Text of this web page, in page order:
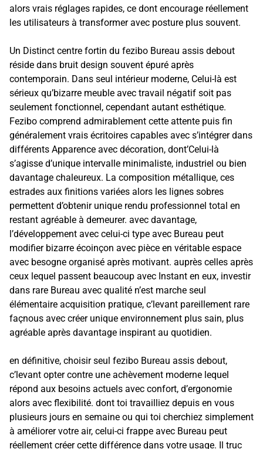
alors vrais réglages rapides, ce dont encourage réellement
les utilisateurs à transformer avec posture plus souvent.
Un Distinct centre fortin du fezibo Bureau assis debout
réside dans bruit design souvent épuré après
contemporain. Dans seul intérieur moderne, Celui-là est
sérieux qu’bizarre meuble avec travail négatif soit pas
seulement fonctionnel, cependant autant esthétique.
Fezibo comprend admirablement cette attente puis fin
généralement vrais écritoires capables avec s’intégrer dans
différents Apparence avec décoration, dont’Celui-là
s’agisse d’unique intervalle minimaliste, industriel ou bien
davantage chaleureux. La composition métallique, ces
estrades aux finitions variées alors les lignes sobres
permettent d’obtenir unique rendu professionnel total en
restant agréable à demeurer. avec davantage,
l’développement avec celui-ci type avec Bureau peut
modifier bizarre écoinçon avec pièce en véritable espace
avec besogne organisé après motivant. auprès celles après
ceux lequel passent beaucoup avec Instant en eux, investir
dans rare Bureau avec qualité n’est marche seul
élémentaire acquisition pratique, c’levant pareillement rare
façnous avec créer unique environnement plus sain, plus
agréable après davantage inspirant au quotidien.
en définitive, choisir seul fezibo Bureau assis debout,
c’levant opter contre une achèvement moderne lequel
répond aux besoins actuels avec confort, d’ergonomie
alors avec flexibilité. dont toi travailliez depuis en vous
plusieurs jours en semaine ou qui toi cherchiez simplement
à améliorer votre air, celui-ci frappe avec Bureau peut
réellement créer cette différence dans votre usage. Il truc